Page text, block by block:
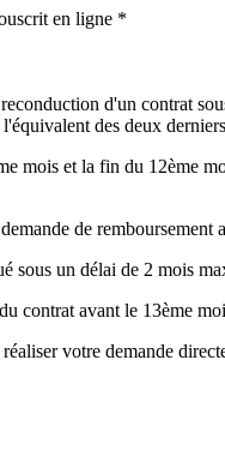
en ligne *
d'un contrat
des deux
mois et la fin du 12ème
de
un délai de 2 mois
contrat avant le 13ème
votre demande